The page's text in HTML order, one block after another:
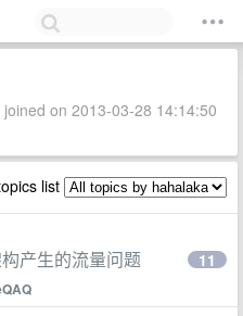
on 2013-03-28 14:14:50
list
产生的流量问题 11